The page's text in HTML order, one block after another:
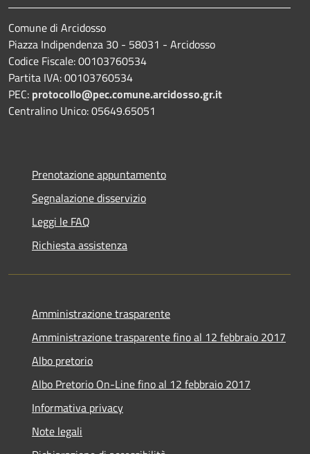
Comune di Arcidosso
Piazza Indipendenza 30 - 58031 - Arcidosso
Codice Fiscale: 00103760534
Partita IVA: 00103760534
PEC: protocollo@pec.comune.arcidosso.gr.it
Centralino Unico: 05649.65051
Prenotazione appuntamento
Segnalazione disservizio
Leggi le FAQ
Richiesta assistenza
Amministrazione trasparente
Amministrazione trasparente fino al 12 febbraio 2017
Albo pretorio
Albo Pretorio On-Line fino al 12 febbraio 2017
Informativa privacy
Note legali